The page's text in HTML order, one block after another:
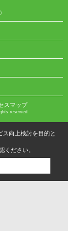
スマップ
reserved.
向上検討を目的と
ください。